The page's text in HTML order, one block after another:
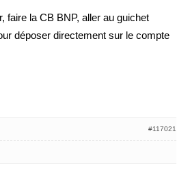
faire la CB BNP, aller au guichet
déposer directement sur le compte
#117021